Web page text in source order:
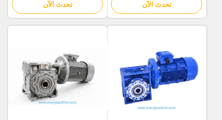
22kw
تحدث الآن
التشغيلية ما دون 20 درجة مئوية
إلى 80 درجة مئوية
تحدث الآن